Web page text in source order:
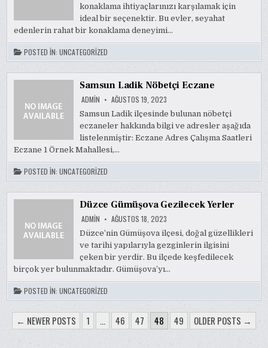
konaklama ihtiyaçlarınızı karşılamak için
ideal bir seçenektir. Bu evler, seyahat
edenlerin rahat bir konaklama deneyimi…
POSTED IN:UNCATEGORIZED
Samsun Ladik Nöbetçi Eczane
ADMIN AĞUSTOS 19, 2023
Samsun Ladik ilçesinde bulunan nöbetçi
eczaneler hakkında bilgi ve adresler aşağıda
listelenmiştir: Eczane Adres Çalışma Saatleri
Eczane 1 Örnek Mahallesi,…
POSTED IN:UNCATEGORIZED
Düzce Gümüşova Gezilecek Yerler
ADMIN AĞUSTOS 18, 2023
Düzce’nin Gümüşova ilçesi, doğal güzellikleri
ve tarihi yapılarıyla gezginlerin ilgisini
çeken bir yerdir. Bu ilçede keşfedilecek
birçok yer bulunmaktadır. Gümüşova’yı…
POSTED IN:UNCATEGORIZED
YAZI
SAYFALAMASI
← NEWER POSTS 1 … 46 47 48 49 OLDER POSTS →